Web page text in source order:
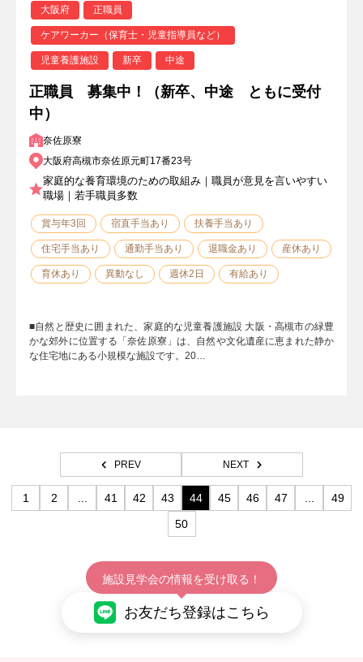
大阪府 正職員
ケアワーカー（保育士・児童指導員など）
児童養護施設 新卒 中途
正職員 募集中！（新卒、中途 ともに受付
中）
奈佐原寮
大阪府高槻市奈佐原元町17番23号
家庭的な養育環境のための取組み｜職員が意見を言いやすい
職場｜若手職員多数
賞与年3回 宿直手当あり 扶養手当あり
住宅手当あり 通勤手当あり 退職金あり 産休あり
育休あり 異動なし 週休2日 有給あり
■自然と歴史に囲まれた、家庭的な児童養護施設 大阪・高槻市の緑豊
かな郊外に位置する「奈佐原寮」は、自然や文化遺産に恵まれた静か
な住宅地にある小規模な施設です。20…
PREV NEXT
1 2 41 42 43 44 45 46 47
49
50
施設見学会の情報を受け取る！
お友だち登録はこちら